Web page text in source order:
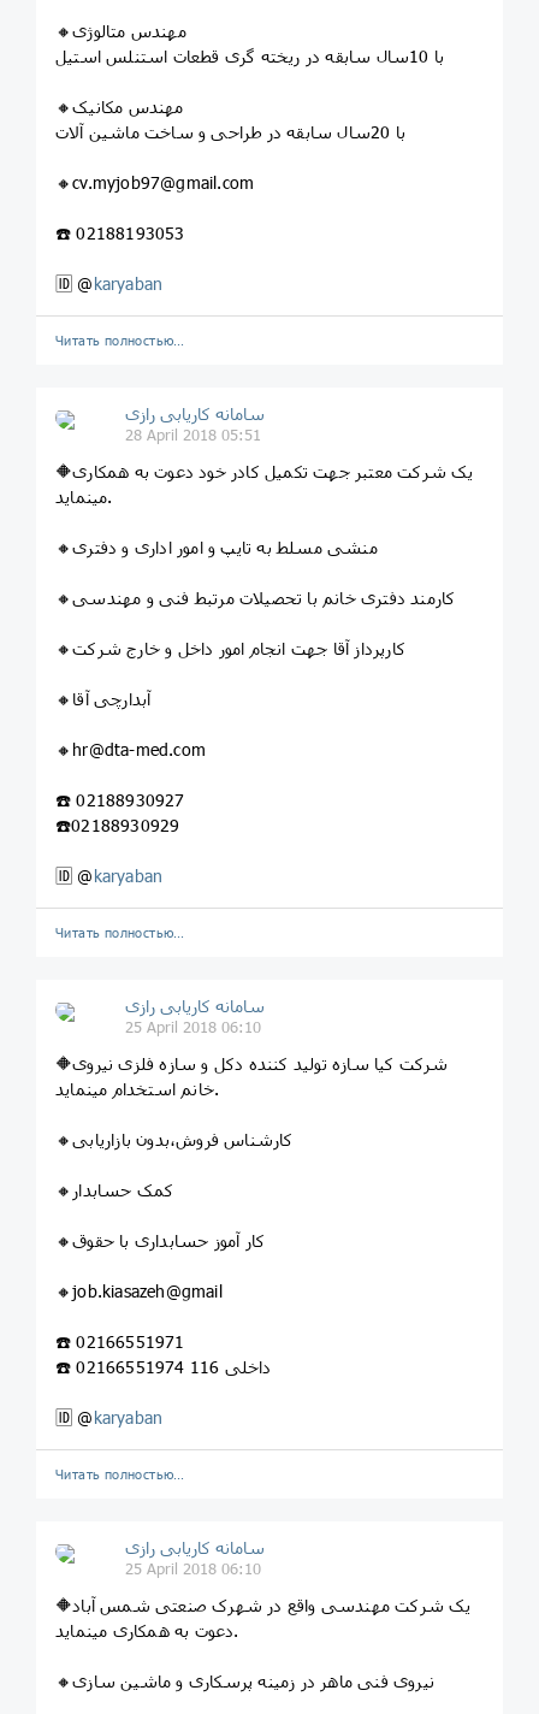
🔸مهندس متالوژی
با 10سال سابقه در ریخته گری قطعات استنلس استیل
🔸مهندس مکانیک
با 20سال سابقه در طراحی و ساخت ماشین آلات
🔸cv.myjob97@gmail.com
☎️ 02188193053
🆔 @karyaban
Читать полностью…
سامانه کاریابی رازی
28 April 2018 05:51
🔶یک شرکت معتبر جهت تکمیل کادر خود دعوت به همکاری
مینماید.
🔸منشی مسلط به تایپ و امور اداری و دفتری
🔸کارمند دفتری خانم با تحصیلات مرتبط فنی و مهندسی
🔸کارپرداز آقا جهت انجام امور داخل و خارج شرکت
🔸آبدارچی آقا
🔸hr@dta-med.com
☎️ 02188930927
☎️02188930929
🆔 @karyaban
Читать полностью…
سامانه کاریابی رازی
25 April 2018 06:10
🔶شرکت کیا سازه تولید کننده دکل و سازه فلزی نیروی
خانم استخدام مینماید.
🔸کارشناس فروش،بدون بازاریابی
🔸کمک حسابدار
🔸کار آموز حسابداری با حقوق
🔸job.kiasazeh@gmail
☎️ 02166551971
☎️ 02166551974 داخلی 116
🆔 @karyaban
Читать полностью…
سامانه کاریابی رازی
25 April 2018 06:10
🔶یک شرکت مهندسی واقع در شهرک صنعتی شمس آباد
دعوت به همکاری مینماید.
🔸نیروی فنی ماهر در زمینه پرسکاری و ماشین سازی